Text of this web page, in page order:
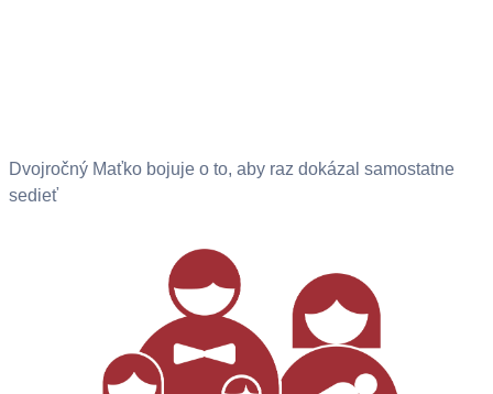
Dvojročný Maťko bojuje o to, aby raz dokázal samostatne
sedieť